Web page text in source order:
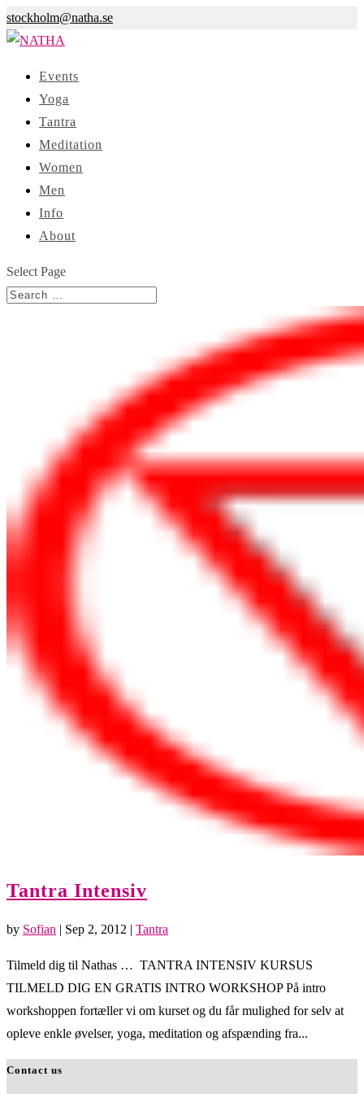
stockholm@natha.se
Events
Yoga
Tantra
Meditation
Women
Men
Info
About
Select Page
Tantra Intensiv
by Sofian | Sep 2, 2012 | Tantra
Tilmeld dig til Nathas … TANTRA INTENSIV KURSUS
TILMELD DIG EN GRATIS INTRO WORKSHOP På intro
workshoppen fortæller vi om kurset og du får mulighed for selv at
opleve enkle øvelser, yoga, meditation og afspænding fra...
Contact us